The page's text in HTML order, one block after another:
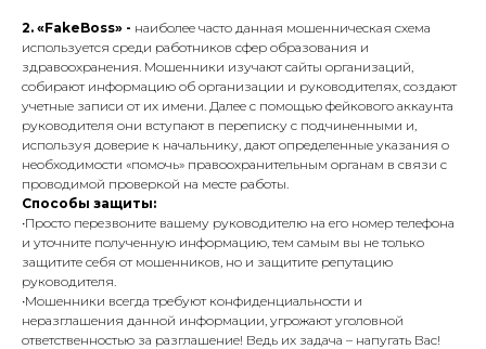
2. «FakeBoss» - наиболее часто данная мошенническая схема
используется среди работников сфер образования и
здравоохранения. Мошенники изучают сайты организаций,
собирают информацию об организации и руководителях, создают
учетные записи от их имени. Далее с помощью фейкового аккаунта
руководителя они вступают в переписку с подчиненными и,
используя доверие к начальнику, дают определенные указания о
необходимости «помочь» правоохранительным органам в связи с
проводимой проверкой на месте работы.
Способы защиты:
•Просто перезвоните вашему руководителю на его номер телефона
и уточните полученную информацию, тем самым вы не только
защитите себя от мошенников, но и защитите репутацию
руководителя.
•Мошенники всегда требуют конфиденциальности и
неразглашения данной информации, угрожают уголовной
ответственностью за разглашение! Ведь их задача – напугать Вас!